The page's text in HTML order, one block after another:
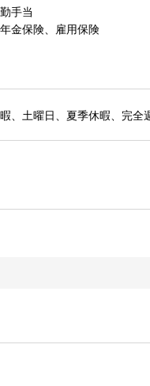
手当
金保険、雇用保険
、土曜日、夏季休暇、完